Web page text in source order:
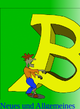
Neues und Allgemeines